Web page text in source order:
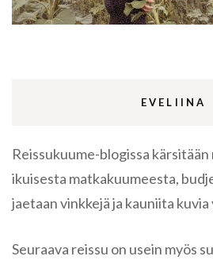
EVELIINA
Reissukuume-blogissa
ikuisesta matkakuumeesta,
jaetaan vinkkejä ja kauniita kuvia
Seuraava reissu on usein myös